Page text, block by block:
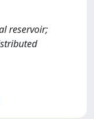
reservoir;